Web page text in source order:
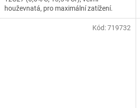
houževnatá, pro maximální zatížení.
Kód:719732